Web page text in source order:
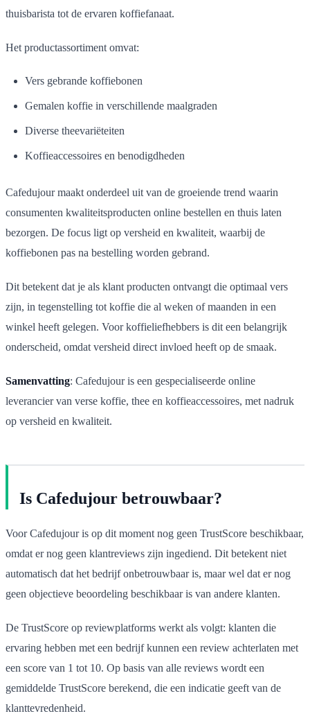
thuisbarista tot de ervaren koffiefanaat.
Het productassortiment omvat:
Vers gebrande koffiebonen
Gemalen koffie in verschillende maalgraden
Diverse theevariëteiten
Koffieaccessoires en benodigdheden
Cafedujour maakt onderdeel uit van de groeiende trend waarin
consumenten kwaliteitsproducten online bestellen en thuis laten
bezorgen. De focus ligt op versheid en kwaliteit, waarbij de
koffiebonen pas na bestelling worden gebrand.
Dit betekent dat je als klant producten ontvangt die optimaal vers
zijn, in tegenstelling tot koffie die al weken of maanden in een
winkel heeft gelegen. Voor koffieliefhebbers is dit een belangrijk
onderscheid, omdat versheid direct invloed heeft op de smaak.
Samenvatting: Cafedujour is een gespecialiseerde online
leverancier van verse koffie, thee en koffieaccessoires, met nadruk
op versheid en kwaliteit.
Is Cafedujour betrouwbaar?
Voor Cafedujour is op dit moment nog geen TrustScore beschikbaar,
omdat er nog geen klantreviews zijn ingediend. Dit betekent niet
automatisch dat het bedrijf onbetrouwbaar is, maar wel dat er nog
geen objectieve beoordeling beschikbaar is van andere klanten.
De TrustScore op reviewplatforms werkt als volgt: klanten die
ervaring hebben met een bedrijf kunnen een review achterlaten met
een score van 1 tot 10. Op basis van alle reviews wordt een
gemiddelde TrustScore berekend, die een indicatie geeft van de
klanttevredenheid.